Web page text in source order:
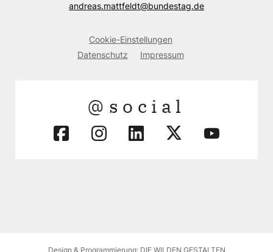
andreas.mattfeldt@bundestag.de
Cookie-Einstellungen
Datenschutz
Impressum
@social
Design & Programmierung: DIE WILDEN GESTALTEN